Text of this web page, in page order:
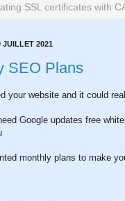
SSL certificates with
JUILLET 2021
SEO Plans
your website and it could
Google updates free
monthly plans to make